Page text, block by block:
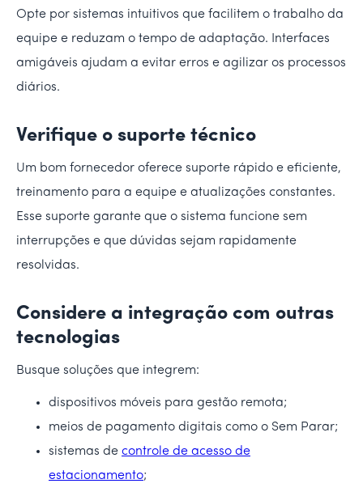
Opte por sistemas intuitivos que facilitem o trabalho da
equipe e reduzam o tempo de adaptação. Interfaces
amigáveis ajudam a evitar erros e agilizar os processos
diários.
Verifique o suporte técnico
Um bom fornecedor oferece suporte rápido e eficiente,
treinamento para a equipe e atualizações constantes.
Esse suporte garante que o sistema funcione sem
interrupções e que dúvidas sejam rapidamente
resolvidas.
Considere a integração com outras
tecnologias
Busque soluções que integrem:
dispositivos móveis para gestão remota;
meios de pagamento digitais como o Sem Parar;
sistemas de controle de acesso de
estacionamento;